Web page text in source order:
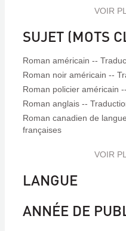
VOIR
SUJET (MOTS
Roman américain --
Roman noir américain --
Roman policier américain
Roman anglais --
Roman canadien de
françaises
VOIR
LANGUE
ANNÉE DE